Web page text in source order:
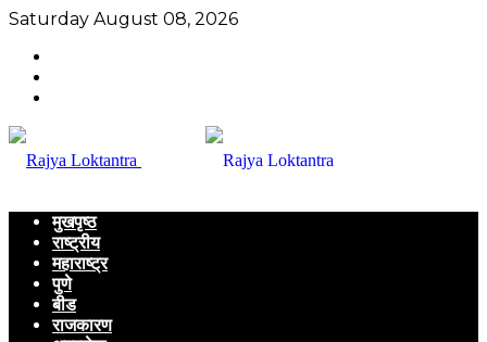
Saturday August 08, 2026
मुखपृष्ठ
राष्ट्रीय
महाराष्ट्र
पुणे
बीड
राजकारण